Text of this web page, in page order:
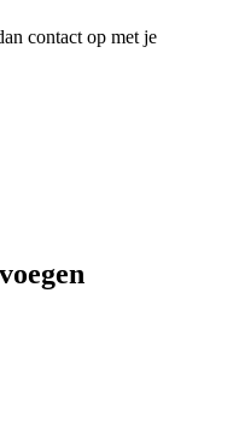
contact op met je